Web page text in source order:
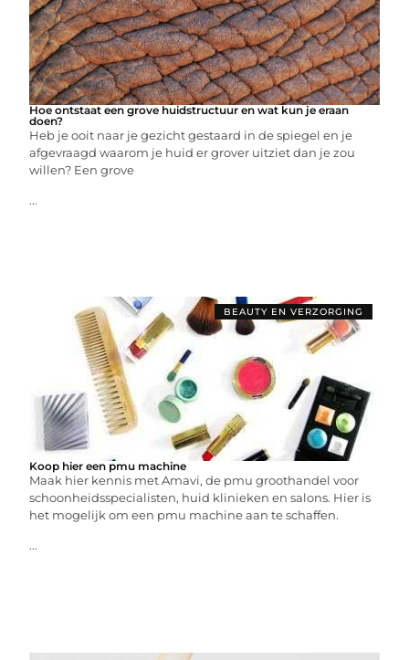
Hoe ontstaat een grove huidstructuur en wat kun je eraan
doen?
Heb je ooit naar je gezicht gestaard in de spiegel en je
afgevraagd waarom je huid er grover uitziet dan je zou
willen? Een grove
...
BEAUTY EN VERZORGING
Koop hier een pmu machine
Maak hier kennis met Amavi, de pmu groothandel voor
schoonheidsspecialisten, huid klinieken en salons. Hier is
het mogelijk om een pmu machine aan te schaffen.
...